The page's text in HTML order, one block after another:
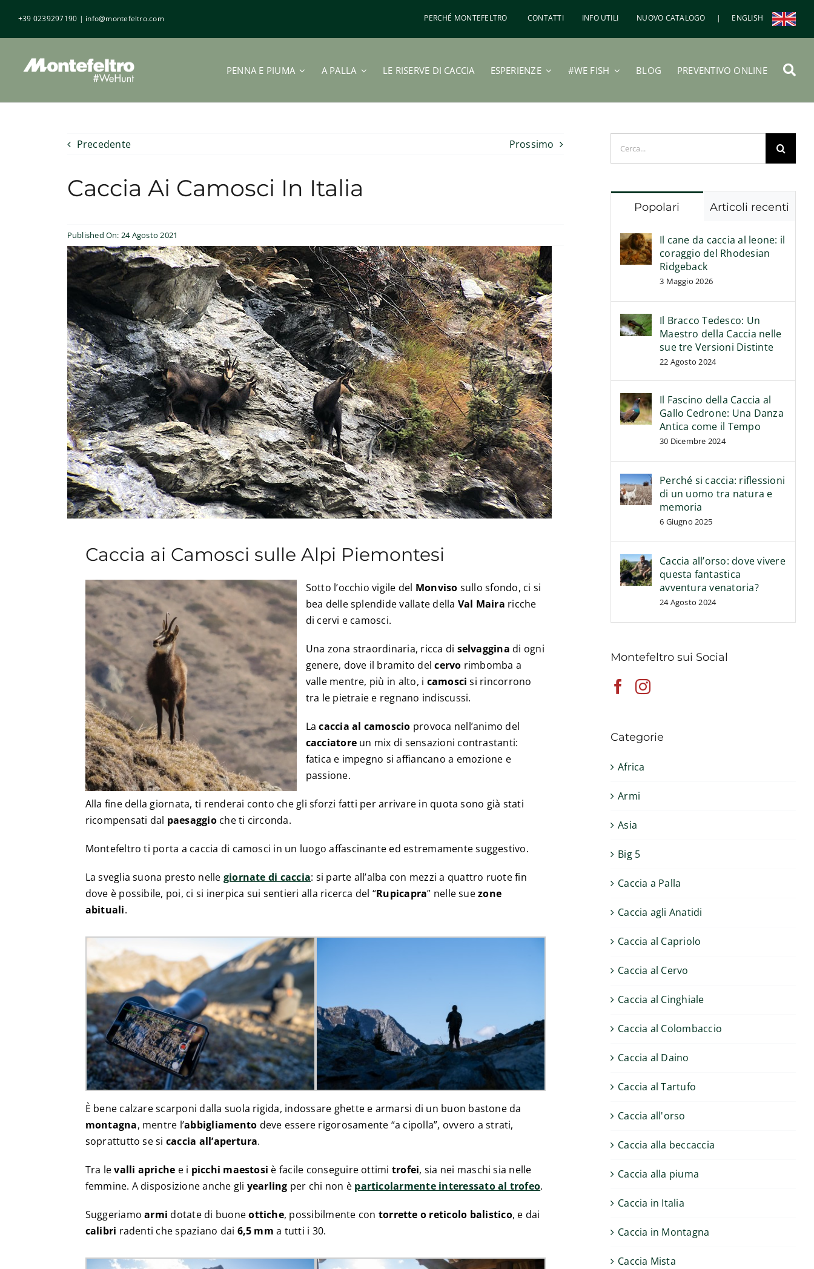
contenuto
+39 0239297190 | info@montefeltro.com PERCHÉ MONTEFELTRO CONTATTI INFO UTILI NUOVO CATALOGO | ENGLISH
PENNA E PIUMA A PALLA LE RISERVE DI CACCIA ESPERIENZE #WE FISH BLOG PREVENTIVO ONLINE
Precedente Prossimo
Caccia Ai Camosci In Italia
Published On: 24 Agosto 2021
Caccia ai Camosci sulle Alpi Piemontesi
Sotto l’occhio vigile del Monviso sullo sfondo, ci si
bea delle splendide vallate della Val Maira ricche
di cervi e camosci.
Una zona straordinaria, ricca di selvaggina di ogni
genere, dove il bramito del cervo rimbomba a
valle mentre, più in alto, i camosci si rincorrono
tra le pietraie e regnano indiscussi.
Lacaccia al camoscio provoca nell’animo del
cacciatore un mix di sensazioni contrastanti:
fatica e impegno si affiancano a emozione e
passione.
Alla fine della giornata, ti renderai conto che gli sforzi fatti per arrivare in quota sono già stati
ricompensati dal paesaggioche ti circonda.
Montefeltro ti porta a caccia di camosci in un luogo affascinante ed estremamente suggestivo.
La sveglia suona presto nelle giornate di caccia: si parte all’alba con mezzi a quattro ruote fin
dove è possibile, poi, ci si inerpica sui sentieri alla ricerca del “Rupicapra” nelle suezone
abituali.
È bene calzare scarponi dalla suola rigida, indossare ghette e armarsi di un buon bastone da
montagna, mentre l’abbigliamento deve essere rigorosamente “a cipolla”, ovvero a strati,
soprattutto se si caccia all’apertura.
Tra levalli apriche e i picchi maestosi è facile conseguire ottimi trofei, sia nei maschi sia nelle
femmine. A disposizione anche gli yearling per chi non è particolarmente interessato al trofeo.
Suggeriamoarmi dotate di buoneottiche, possibilmente con torrette o reticolo balistico, e dai
calibri radenti che spaziano dai 6,5 mm a tutti i 30.
Popolari Articoli recenti
Il cane da caccia al leone: il
coraggio del Rhodesian
Ridgeback
3 Maggio 2026
Il Bracco Tedesco: Un
Maestro della Caccia nelle
sue tre Versioni Distinte
22 Agosto 2024
Il Fascino della Caccia al
Gallo Cedrone: Una Danza
Antica come il Tempo
30 Dicembre 2024
Perché si caccia: riflessioni
di un uomo tra natura e
memoria
6 Giugno 2025
Caccia all’orso: dove vivere
questa fantastica
avventura venatoria?
24 Agosto 2024
Montefeltro sui Social
Categorie
Africa
Armi
Asia
Big 5
Caccia a Palla
Caccia agli Anatidi
Caccia al Capriolo
Caccia al Cervo
Caccia al Cinghiale
Caccia al Colombaccio
Caccia al Daino
Caccia al Tartufo
Caccia all'orso
Caccia alla beccaccia
Caccia alla piuma
Caccia in Italia
Caccia in Montagna
Caccia Mista